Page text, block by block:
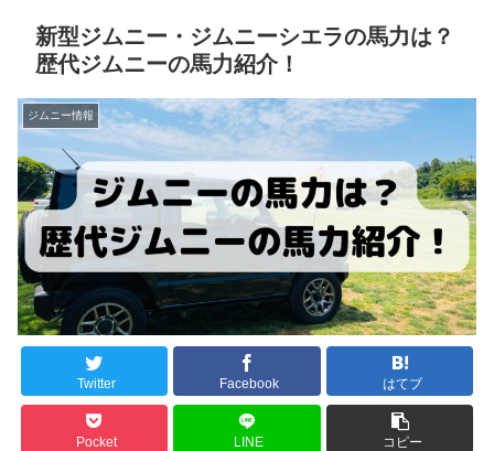
新型ジムニー・ジムニーシエラの馬力は？
歴代ジムニーの馬力紹介！
ジムニー情報
Twitter Facebook はてブ
Pocket LINE コピー